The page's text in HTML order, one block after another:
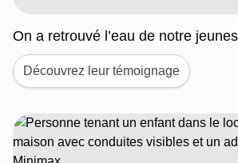
On a retrouvé l’eau de notre
Découvrez leur témoignage